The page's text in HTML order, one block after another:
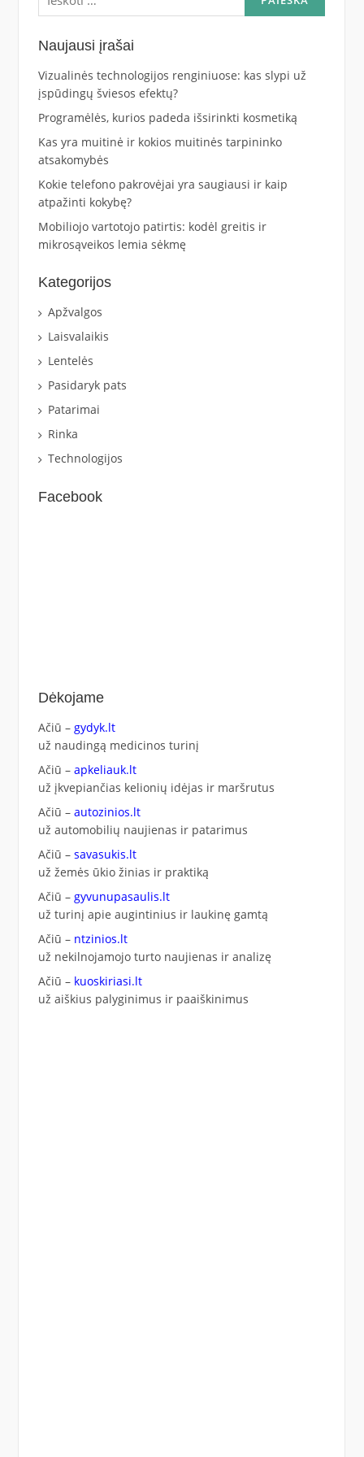
Naujausi įrašai
Vizualinės technologijos renginiuose: kas slypi už
įspūdingų šviesos efektų?
Programėlės, kurios padeda išsirinkti kosmetiką
Kas yra muitinė ir kokios muitinės tarpininko
atsakomybės
Kokie telefono pakrovėjai yra saugiausi ir kaip
atpažinti kokybę?
Mobiliojo vartotojo patirtis: kodėl greitis ir
mikrosąveikos lemia sėkmę
Kategorijos
Apžvalgos
Laisvalaikis
Lentelės
Pasidaryk pats
Patarimai
Rinka
Technologijos
Facebook
Dėkojame
Ačiū – gydyk.lt
už naudingą medicinos turinį
Ačiū – apkeliauk.lt
už įkvepiančias kelionių idėjas ir maršrutus
Ačiū – autozinios.lt
už automobilių naujienas ir patarimus
Ačiū – savasukis.lt
už žemės ūkio žinias ir praktiką
Ačiū – gyvunupasaulis.lt
už turinį apie augintinius ir laukinę gamtą
Ačiū – ntzinios.lt
už nekilnojamojo turto naujienas ir analizę
Ačiū – kuoskiriasi.lt
už aiškius palyginimus ir paaiškinimus